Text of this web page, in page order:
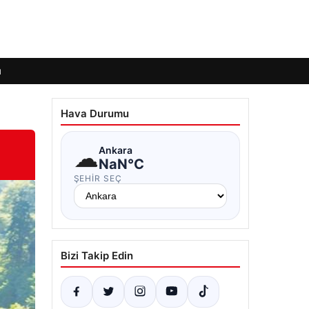
Hava Durumu
☁Ankara
NaN°C
ŞEHIR SEÇ
Bizi Takip Edin